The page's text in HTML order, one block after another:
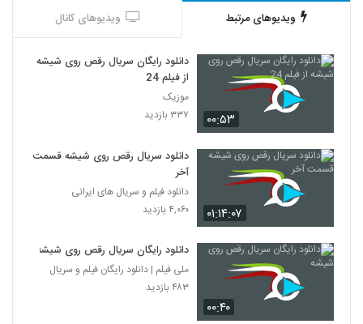
ویدیوهای مرتبط ویدیوهای کانال
۰۰:۵۳
دانلود رایگان سریال رقص روی شیشه
از فیلم 24
موزیک
۳۳۷ بازدید
۰۱:۱۴:۰۷
دانلود سریال رقص روی شیشه قسمت
آخر
دانلود فیلم و سریال های ایرانی
۴,۰۶۰ بازدید
۰۰:۴۰
دانلود رایگان سریال رقص روی شیشه
ملی فیلم | دانلود رایگان فیلم و سریال
۴۸۳ بازدید